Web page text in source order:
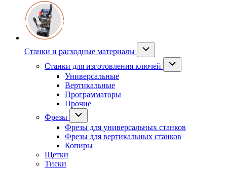
Станки и расходные материалы
Станки для изготовления ключей
Универсальные
Вертикальные
Программаторы
Прочие
Фрезы
Фрезы для универсальных станков
Фрезы для вертикальных станков
Копиры
Щетки
Тиски